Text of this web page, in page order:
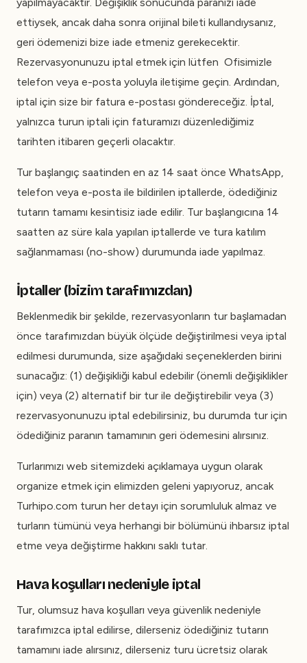
ettiysek, ancak daha sonra orijinal bileti kullandıysanız,
geri ödemenizi bize iade etmeniz gerekecektir.
Rezervasyonunuzu iptal etmek için lütfen Ofisimizle
telefon veya e-posta yoluyla iletişime geçin. Ardından,
iptal için size bir fatura e-postası göndereceğiz. İptal,
yalnızca turun iptali için faturamızı düzenlediğimiz
tarihten itibaren geçerli olacaktır.
Tur başlangıç saatinden en az 14 saat önce WhatsApp,
telefon veya e-posta ile bildirilen iptallerde, ödediğiniz
tutarın tamamı kesintisiz iade edilir. Tur başlangıcına 14
saatten az süre kala yapılan iptallerde ve tura katılım
sağlanmaması (no-show) durumunda iade yapılmaz.
İptaller (bizim tarafımızdan)
Beklenmedik bir şekilde, rezervasyonların tur başlamadan
önce tarafımızdan büyük ölçüde değiştirilmesi veya iptal
edilmesi durumunda, size aşağıdaki seçeneklerden birini
sunacağız: (1) değişikliği kabul edebilir (önemli değişiklikler
için) veya (2) alternatif bir tur ile değiştirebilir veya (3)
rezervasyonunuzu iptal edebilirsiniz, bu durumda tur için
ödediğiniz paranın tamamının geri ödemesini alırsınız.
Turlarımızı web sitemizdeki açıklamaya uygun olarak
organize etmek için elimizden geleni yapıyoruz, ancak
Turhipo.com turun her detayı için sorumluluk almaz ve
turların tümünü veya herhangi bir bölümünü ihbarsız iptal
etme veya değiştirme hakkını saklı tutar.
Hava koşulları nedeniyle iptal
Tur, olumsuz hava koşulları veya güvenlik nedeniyle
tarafımızca iptal edilirse, dilerseniz ödediğiniz tutarın
tamamını iade alırsınız, dilerseniz turu ücretsiz olarak